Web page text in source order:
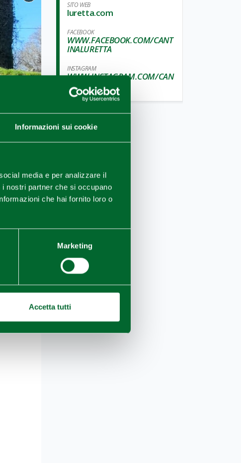
Informazioni sui cookie
media e per analizzare il
nostri partner che si occupano
che hai fornito loro o
Marketing
Accetta tutti
SITO WEB
luretta.com
FACEBOOK
WWW.FACEBOOK.COM/CANT
INALURETTA
INSTAGRAM
WWW.INSTAGRAM.COM/CAN
TINALURETTA